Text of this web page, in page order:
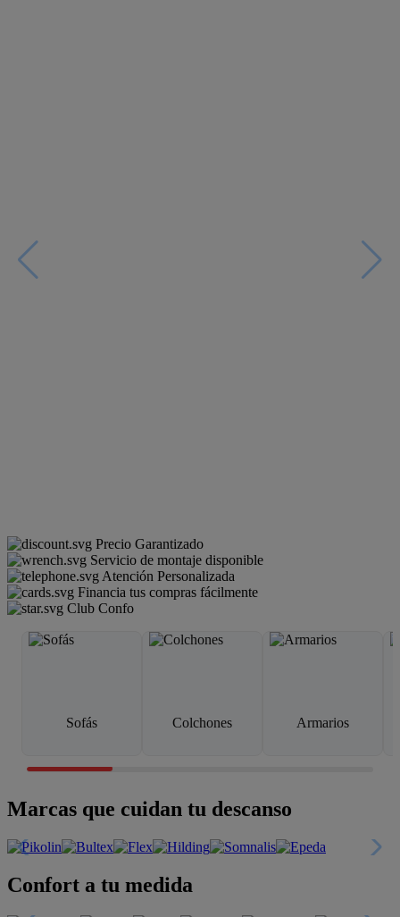
Precio Garantizado
Servicio de montaje disponible
Atención Personalizada
Financia tus compras fácilmente
Club Confo
Sofás Colchones Armarios
Marcas que cuidan tu descanso
Confort a tu medida